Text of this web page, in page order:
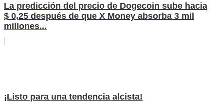
La predicción del precio de Dogecoin sube hacia
$ 0,25 después de que X Money absorba 3 mil
millones...
¡Listo para una tendencia alcista!